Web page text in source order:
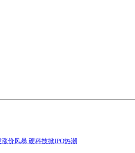
价风暴 硬科技掀IPO热潮